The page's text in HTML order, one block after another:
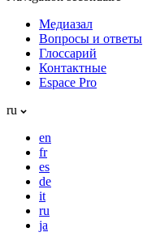
Медиазал
Вопросы и ответы
Глоссарий
Контактные
Espace Pro
ru
en
fr
es
de
it
ru
ja